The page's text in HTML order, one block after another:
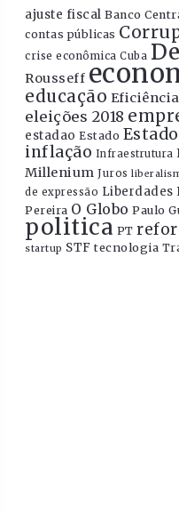
ajuste fiscal Banco
contas públicas
crise econômica Cuba
Rousseff
educação Eficiência
eleições 2018
estadao Estado
inflação Infraestrutura
Millenium Juros
de expressão Liberdades
Pereira O Globo Paulo
politica PT
startup STF tecnologia